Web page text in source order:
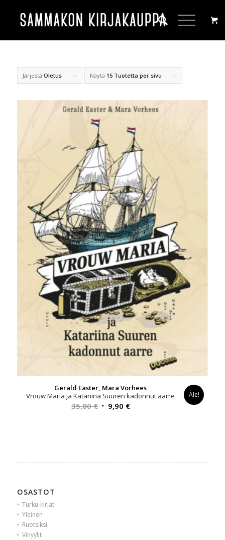
Järjestä Oletus Näytä 15 Tuotetta per sivu
Gerald Easter, Mara Vorhees
Vrouw Maria ja Katariina Suuren kadonnut aarre
35,00€ Alkuperäinen
9,90 €Nykyinen
Ale!
OSASTOT
Turku-kirjat
Yleinen
Ruotsiksi
Vinyylit